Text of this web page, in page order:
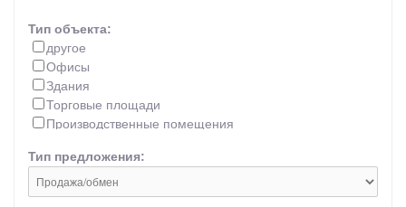
Тип объекта:
другое
Офисы
Здания
Торговые площади
Производственные помещения
Специализированные
Земли коммерческие
Тип предложения: